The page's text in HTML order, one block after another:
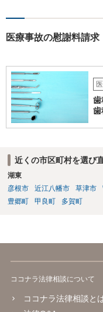
医療事故の慰謝料請
歯
歯
近くの市区町村を選び
湖東
彦根市
近江八幡市 草津市
豊郷町
甲良町 多賀町
ココナラ法律相談について
ココナラ法律相談と